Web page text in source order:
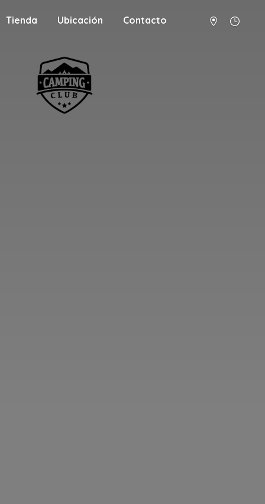
Tienda Ubicación Contacto